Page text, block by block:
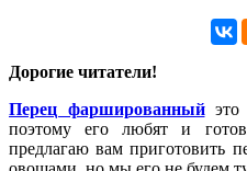
Дорогие читатели!
Перец фаршированныйэто
поэтому его любят и
предлагаю вам приготовить